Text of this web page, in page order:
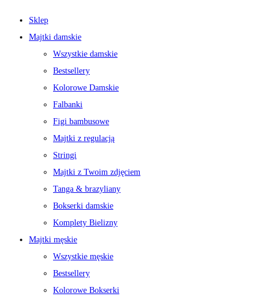
Sklep
Majtki damskie
Wszystkie damskie
Bestsellery
Kolorowe Damskie
Falbanki
Figi bambusowe
Majtki z regulacją
Stringi
Majtki z Twoim zdjęciem
Tanga & brazyliany
Bokserki damskie
Komplety Bielizny
Majtki męskie
Wszystkie męskie
Bestsellery
Kolorowe Bokserki